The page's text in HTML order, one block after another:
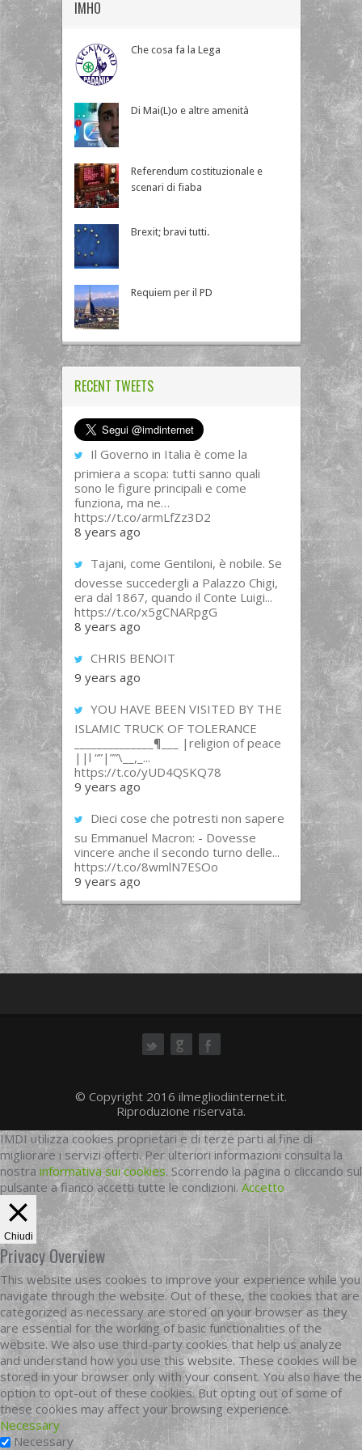
IMHO
Che cosa fa la Lega
Di Mai(L)o e altre amenità
Referendum costituzionale e
scenari di fiaba
Brexit; bravi tutti.
Requiem per il PD
RECENT TWEETS
Il Governo in Italia è come la
primiera a scopa: tutti sanno quali
sono le figure principali e come
funziona, ma ne…
https://t.co/armLfZz3D2
8 years ago
Tajani, come Gentiloni, è nobile. Se
dovesse succedergli a Palazzo Chigi,
era dal 1867, quando il Conte Luigi...
https://t.co/x5gCNARpgG
8 years ago
CHRIS BENOIT
9 years ago
YOU HAVE BEEN VISITED BY THE
ISLAMIC TRUCK OF TOLERANCE
______________¶___ |religion of peace
||l “”|””\__,_...
https://t.co/yUD4QSKQ78
9 years ago
Dieci cose che potresti non sapere
su Emmanuel Macron: - Dovesse
vincere anche il secondo turno delle...
https://t.co/8wmlN7ESOo
9 years ago
© Copyright 2016 ilmegliodiinternet.it.
Riproduzione riservata.
IMDI utilizza cookies proprietari e di terze parti al fine di
migliorare i servizi offerti. Per ulteriori informazioni consulta la
nostra informativa sui cookies. Scorrendo la pagina o cliccando sul
pulsante a fianco accetti tutte le condizioni. Accetto
Chiudi
Privacy Overview
This website uses cookies to improve your experience while you
navigate through the website. Out of these, the cookies that are
categorized as necessary are stored on your browser as they
are essential for the working of basic functionalities of the
website. We also use third-party cookies that help us analyze
and understand how you use this website. These cookies will be
stored in your browser only with your consent. You also have the
option to opt-out of these cookies. But opting out of some of
these cookies may affect your browsing experience.
Necessary
Necessary